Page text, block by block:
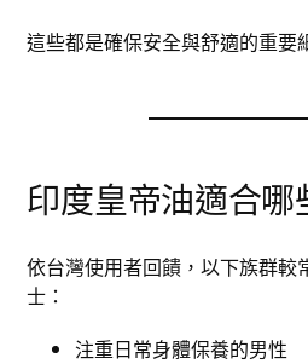
這些都是確保安全與舒適的重要
印度皇帝油適合哪
依台灣使用者回饋，以下族群較
士：
注重日常身體保養的男性